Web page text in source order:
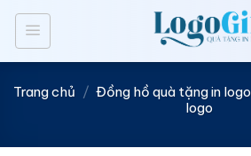
Bỏ
nội
Trang chủ / Đồng hồ quà tặng in logo
logo